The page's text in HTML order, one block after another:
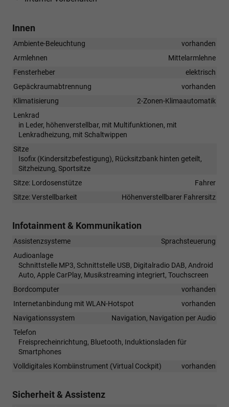
Innen
Ambiente-Beleuchtung
vorhanden
Armlehnen
Mittelarmlehne
Fensterheber
elektrisch
Gepäckraumabtrennung
vorhanden
Klimatisierung
2-Zonen-Klimaautomatik
Lenkrad
in Leder, höhenverstellbar, mit Multifunktionen, mit
Lenkradheizung, mit Schaltwippen
Sitze
Isofix (Kindersitzbefestigung), Rücksitzbank hinten geteilt,
Sitzheizung, Sportsitze
Sitze: Lordosenstütze
Fahrer
Sitze: Verstellbarkeit
Höhenverstellbarer Fahrersitz
Infotainment & Kommunikation
Assistenzsysteme
Sprachsteuerung
Audioanlage
Schnittstelle MP3, Schnittstelle USB, Digitalradio DAB, Android
Auto, Apple CarPlay, Musikstreaming integriert, Touchscreen
Bordcomputer
vorhanden
Internetanbindung mit WLAN-Hotspot
vorhanden
Navigationssystem
Navigation, Navigation per Audio
Telefon
Freisprecheinrichtung, Bluetooth, Induktionsladen für
Smartphones
Volldigitales Kombiinstrument (Virtual Cockpit)
vorhanden
Sicherheit & Assistenz